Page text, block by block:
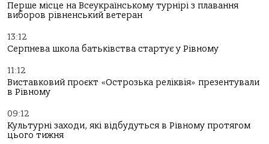
Перше місце на Всеукраїнському турнірі з плавання
виборов рівненський ветеран
13:12
Серпнева школа батьківства стартує у Рівному
11:12
Виставковий проєкт «Острозька реліквія» презентували
в Рівному
09:12
Культурні заходи, які відбудуться в Рівному протягом
цього тижня